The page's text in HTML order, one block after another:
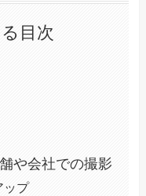
目次
や会社での撮影
ップ